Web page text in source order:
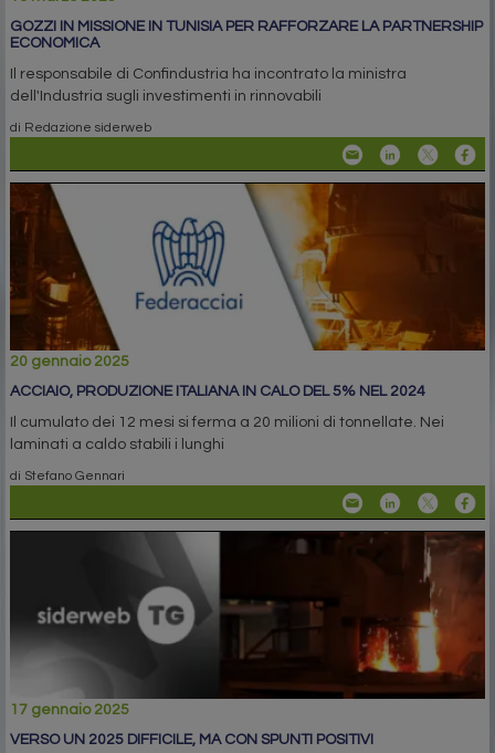
GOZZI IN MISSIONE IN TUNISIA PER RAFFORZARE LA PARTNERSHIP
ECONOMICA
Il responsabile di Confindustria ha incontrato la ministra
dell'Industria sugli investimenti in rinnovabili
di Redazione siderweb
20 gennaio 2025
ACCIAIO, PRODUZIONE ITALIANA IN CALO DEL 5% NEL 2024
Il cumulato dei 12 mesi si ferma a 20 milioni di tonnellate. Nei
laminati a caldo stabili i lunghi
di Stefano Gennari
17 gennaio 2025
VERSO UN 2025 DIFFICILE, MA CON SPUNTI POSITIVI